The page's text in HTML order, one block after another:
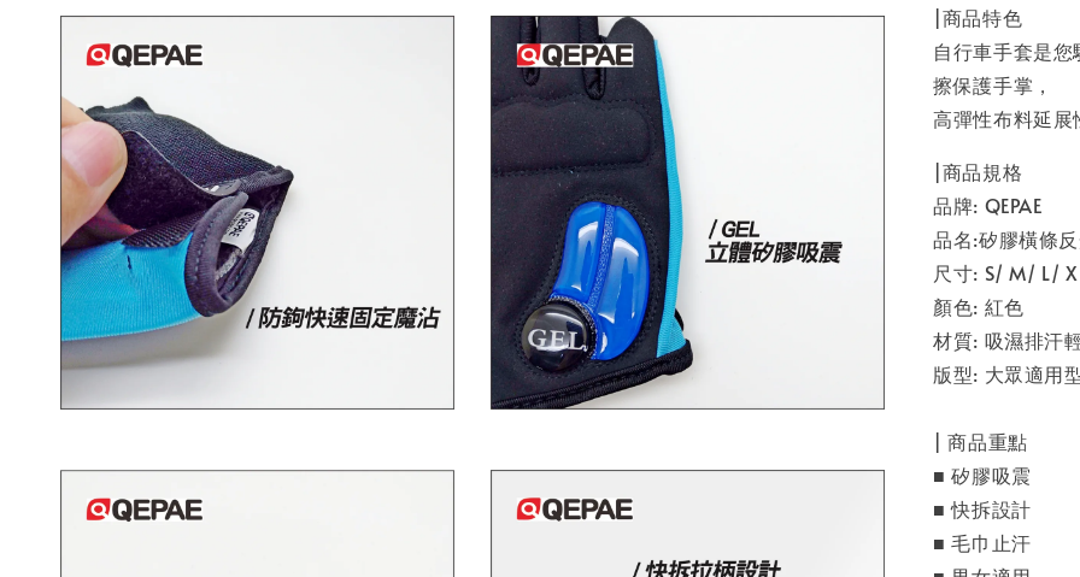
|商品特色
自行車手套是
擦保護手掌，
高彈性布料延
|商品規格
品牌: QEPAE
品名:矽膠橫條
尺寸: S/ M/ L/
顏色: 紅色
材質: 吸濕排汗
版型: 大眾適用
| 商品重點
■ 矽膠吸震
■ 快拆設計
■ 毛巾止汗